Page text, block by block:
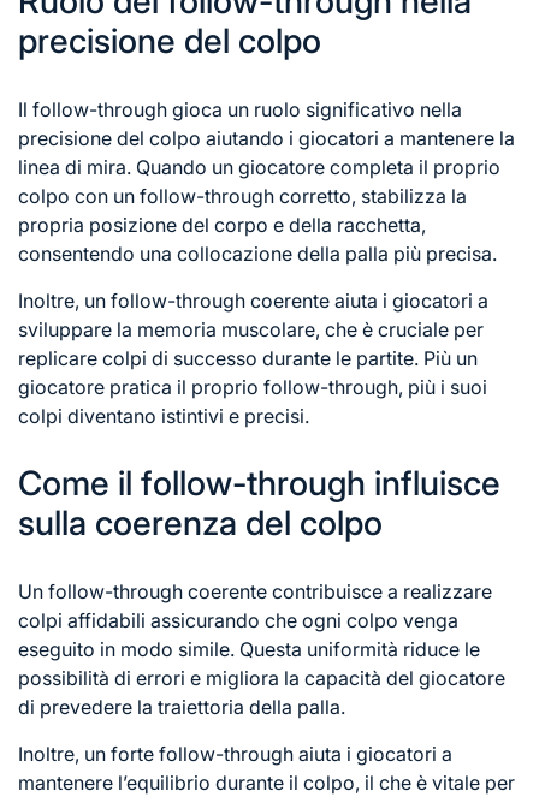
precisione del colpo
Il follow-through gioca un ruolo significativo nella
precisione del colpo aiutando i giocatori a mantenere la
linea di mira. Quando un giocatore completa il proprio
colpo con un follow-through corretto, stabilizza la
propria posizione del corpo e della racchetta,
consentendo una collocazione della palla più precisa.
Inoltre, un follow-through coerente aiuta i giocatori a
sviluppare la memoria muscolare, che è cruciale per
replicare colpi di successo durante le partite. Più un
giocatore pratica il proprio follow-through, più i suoi
colpi diventano istintivi e precisi.
Come il follow-through influisce
sulla coerenza del colpo
Un follow-through coerente contribuisce a realizzare
colpi affidabili assicurando che ogni colpo venga
eseguito in modo simile. Questa uniformità riduce le
possibilità di errori e migliora la capacità del giocatore
di prevedere la traiettoria della palla.
Inoltre, un forte follow-through aiuta i giocatori a
mantenere l’equilibrio durante il colpo, il che è vitale per